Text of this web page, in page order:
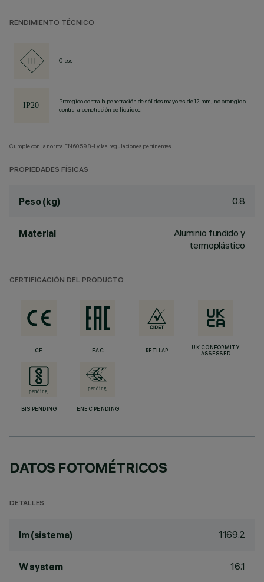
RENDIMIENTO TÉCNICO
Class III
Protegido contra la penetración de sólidos mayores de 12 mm, no protegido
contra la penetración de líquidos.
Cumple con la norma EN60598-1 y las regulaciones pertinentes.
PROPIEDADES FÍSICAS
Peso (kg) 0.8
Material
Aluminio fundido y
termoplástico
CERTIFICACIÓN DEL PRODUCTO
CE EAC RETILAP
UK CONFORMITY
ASSESSED
BIS PENDING ENEC PENDING
DATOS FOTOMÉTRICOS
DETALLES
lm (sistema) 1169.2
W system 16.1